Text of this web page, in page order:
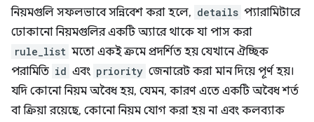
নিয়মগুলি সফলভাবে সন্নিবেশ করা হলে, details প্যারামিটারে
ঢোকানো নিয়মগুলির একটি অ্যারে থাকে যা পাস করা
rule_list মতো একই ক্রমে প্রদর্শিত হয় যেখানে ঐচ্ছিক
পরামিতি id এবং priority জেনারেট করা মান দিয়ে পূর্ণ হয়।
যদি কোনো নিয়ম অবৈধ হয়, যেমন, কারণ এতে একটি অবৈধ শর্ত
বা ক্রিয়া রয়েছে, কোনো নিয়ম যোগ করা হয় না এবং কলব্যাক